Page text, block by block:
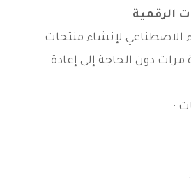
الرقمية
الاصطناعي لإنشاء منتجات
مرات دون الحاجة إلى إعادة
: